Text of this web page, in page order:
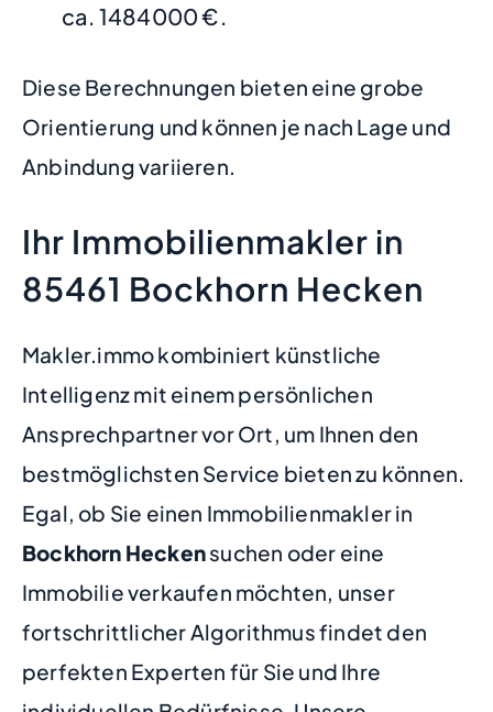
ca. 1484000 €.
Diese Berechnungen bieten eine grobe
Orientierung und können je nach Lage und
Anbindung variieren.
Ihr Immobilienmakler in
85461 Bockhorn Hecken
Makler.immo kombiniert künstliche
Intelligenz mit einem persönlichen
Ansprechpartner vor Ort, um Ihnen den
bestmöglichsten Service bieten zu können.
Egal, ob Sie einen Immobilienmakler in
Bockhorn Heckensuchen oder eine
Immobilie verkaufen möchten, unser
fortschrittlicher Algorithmus findet den
perfekten Experten für Sie und Ihre